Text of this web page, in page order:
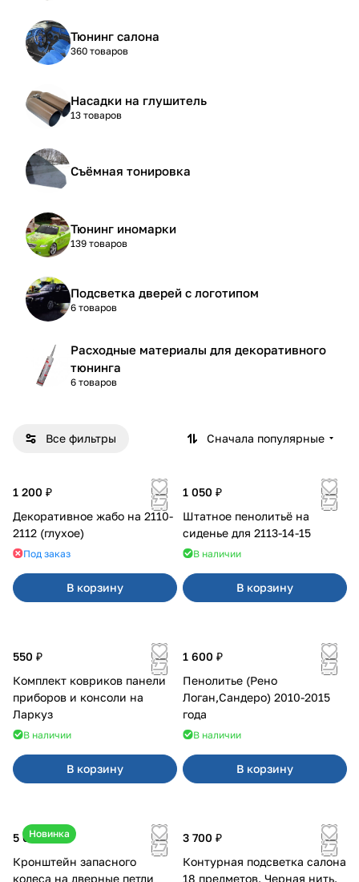
Тюнинг салона
360 товаров
Насадки на глушитель
13 товаров
Съёмная тонировка
Тюнинг иномарки
139 товаров
Подсветка дверей с логотипом
6 товаров
Расходные материалы для декоративного
тюнинга
6 товаров
Все фильтры Сначала популярные
1 200 ₽
Декоративное жабо на 2110-
2112 (глухое)
Под заказ
В корзину
1 050 ₽
Штатное пенолитьё на
сиденье для 2113-14-15
В наличии
В корзину
550 ₽
Комплект ковриков панели
приборов и консоли на
Ларкуз
В наличии
В корзину
1 600 ₽
Пенолитье (Рено
Логан,Сандеро) 2010-2015
года
В наличии
В корзину
Новинка
5 050 ₽
Кронштейн запасного
колеса на дверные петли
3 700 ₽
Контурная подсветка салона
18 предметов. Черная нить.